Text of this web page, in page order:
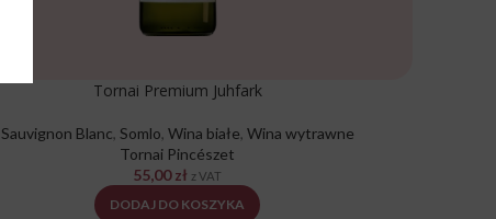
Tornai Premium Juhfark
Sauvignon Blanc, Somlo, Wina białe, Wina wytrawne
Tornai Pincészet
55,00zł z VAT
DODAJ DO KOSZYKA